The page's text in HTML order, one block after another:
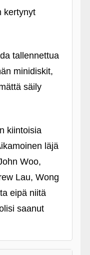
kertynyt
tallennettua
minidiskit,
säily
kiintoisia
läjä
Woo,
Lau, Wong
eipä niitä
saanut